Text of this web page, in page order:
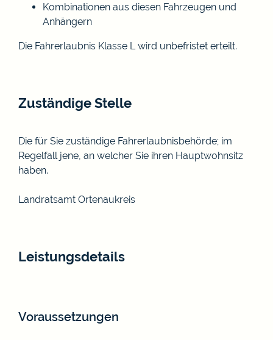
Kombinationen aus diesen Fahrzeugen und
Anhängern
Die Fahrerlaubnis Klasse L wird unbefristet erteilt.
Zuständige Stelle
Die für Sie zuständige Fahrerlaubnisbehörde; im
Regelfall jene, an welcher Sie ihren Hauptwohnsitz
haben.
Landratsamt Ortenaukreis
Leistungsdetails
Voraussetzungen